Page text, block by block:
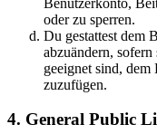
oder zu sperren.
Du gestattest dem
abzuändern,
geeignet sind, dem
zuzufügen.
4. General Public